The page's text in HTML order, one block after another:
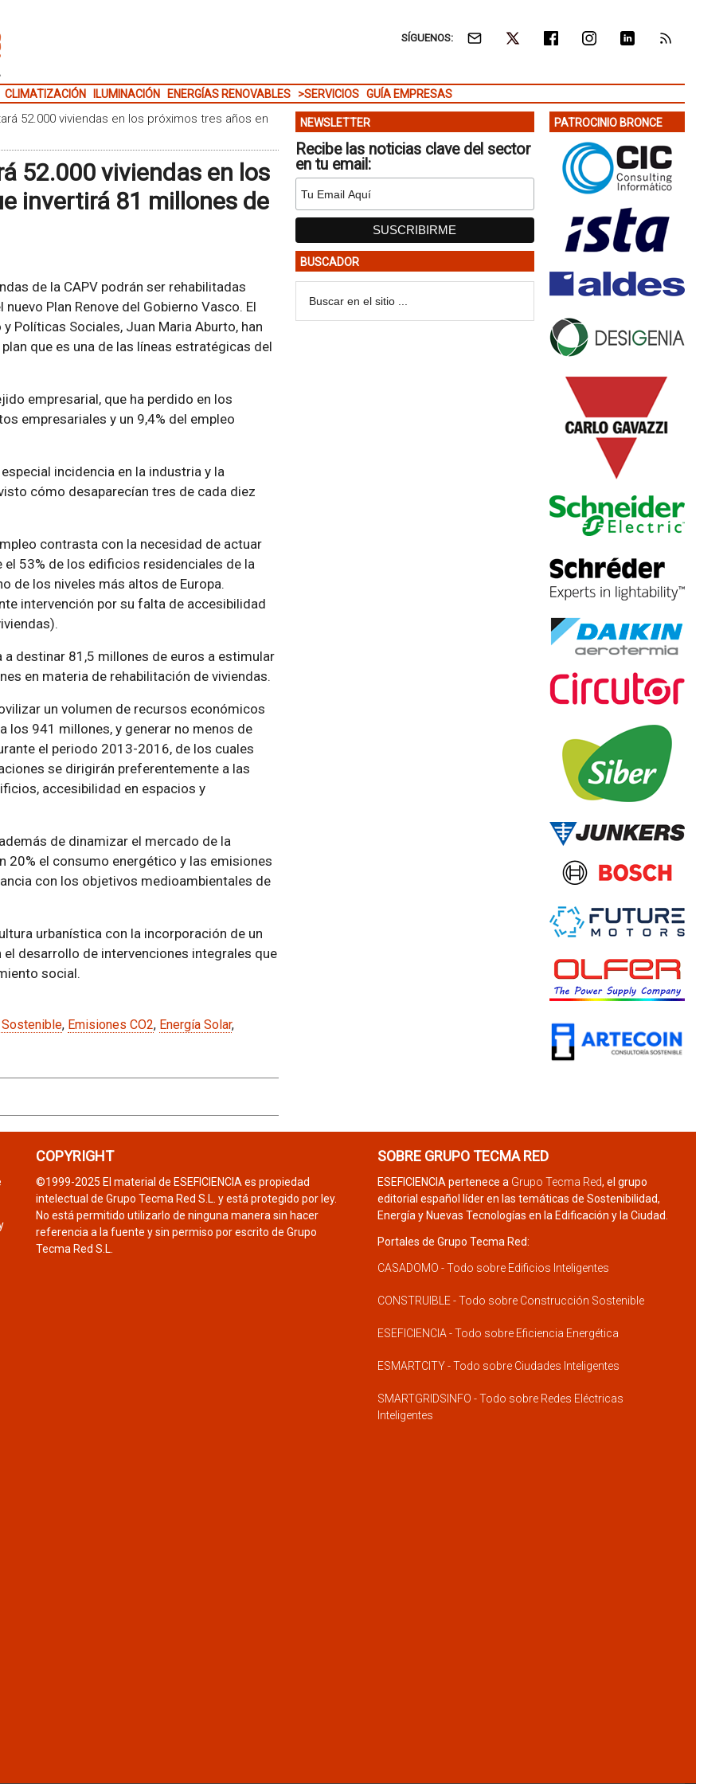
SÍGUENOS:
CLIMATIZACIÓN ILUMINACIÓN ENERGÍAS RENOVABLES >SERVICIOS GUÍA EMPRESAS
52.000 viviendas en los próximos tres años en
52.000 viviendas en los
invertirá 81 millones de
de la CAPV podrán ser rehabilitadas
Plan Renove del Gobierno Vasco. El
Políticas Sociales, Juan Maria Aburto, han
que es una de las líneas estratégicas del
empresarial, que ha perdido en los
empresariales y un 9,4% del empleo
incidencia en la industria y la
cómo desaparecían tres de cada diez
contrasta con la necesidad de actuar
el 53% de los edificios residenciales de la
de los niveles más altos de Europa.
intervención por su falta de accesibilidad
destinar 81,5 millones de euros a estimular
en materia de rehabilitación de viviendas.
un volumen de recursos económicos
los 941 millones, y generar no menos de
el periodo 2013-2016, de los cuales
se dirigirán preferentemente a las
accesibilidad en espacios y
de dinamizar el mercado de la
20% el consumo energético y las emisiones
con los objetivos medioambientales de
urbanística con la incorporación de un
desarrollo de intervenciones integrales que
social.
, Emisiones CO2, Energía Solar,
NEWSLETTER
Recibe las noticias clave del sector
en tu email:
BUSCADOR
PATROCINIO BRONCE
COPYRIGHT
©1999-2025 El material de ESEFICIENCIA es propiedad
intelectual de Grupo Tecma Red S.L. y está protegido por ley.
No está permitido utilizarlo de ninguna manera sin hacer
referencia a la fuente y sin permiso por escrito de Grupo
Tecma Red S.L.
SOBRE GRUPO TECMA RED
ESEFICIENCIA pertenece a Grupo Tecma Red, el grupo
editorial español líder en las temáticas de Sostenibilidad,
Energía y Nuevas Tecnologías en la Edificación y la Ciudad.
Portales de Grupo Tecma Red:
CASADOMO - Todo sobre Edificios Inteligentes
CONSTRUIBLE - Todo sobre Construcción Sostenible
ESEFICIENCIA - Todo sobre Eficiencia Energética
ESMARTCITY - Todo sobre Ciudades Inteligentes
SMARTGRIDSINFO - Todo sobre Redes Eléctricas
Inteligentes